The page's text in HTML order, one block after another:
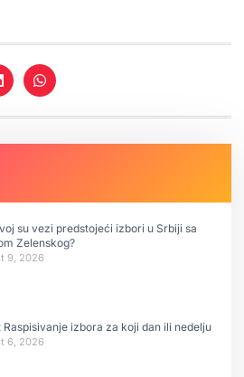
su vezi predstojeći izbori u Srbiji sa
Zelenskog?
9, 2026
Raspisivanje izbora za koji dan ili nedelju
6, 2026